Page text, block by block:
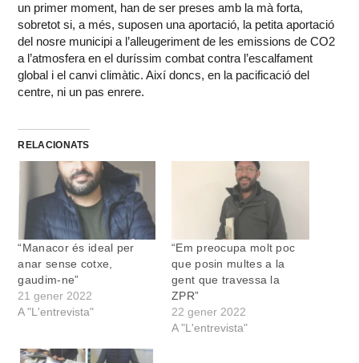
un primer moment, han de ser preses amb la mà forta,
sobretot si, a més, suposen una aportació, la petita aportació
del nosre municipi a l’alleugeriment de les emissions de CO2
a l’atmosfera en el duríssim combat contra l’escalfament
global i el canvi climàtic. Així doncs, en la pacificació del
centre, ni un pas enrere.
RELACIONATS
“Manacor és ideal per
anar sense cotxe,
gaudim-ne”
21 gener 2022
A "L'entrevista"
“Em preocupa molt poc
que posin multes a la
gent que travessa la
ZPR”
22 gener 2022
A "L'entrevista"